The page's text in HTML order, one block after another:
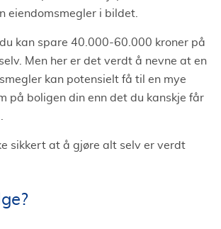
eiendomsmegler i bildet.
kan spare 40.000-60.000 kroner på
Men her er det verdt å nevne at en
kan potensielt få til en mye
på boligen din enn det du kanskje får
sikkert at å gjøre alt selv er verdt